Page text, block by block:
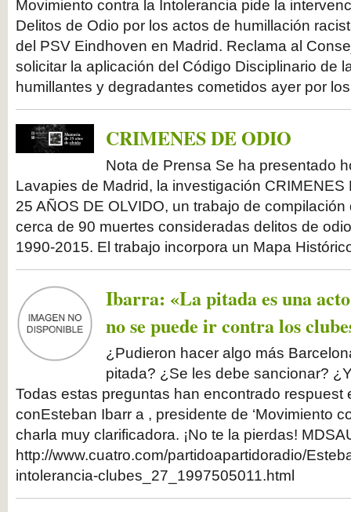
Movimiento contra la Intolerancia pide la
Delitos de Odio por los actos de humillación
del PSV Eindhoven en Madrid. Reclama al
solicitar la aplicación del Código Disciplinario de
humillantes y degradantes cometidos ayer por
CRIMENES DE ODIO
Nota de Prensa Se ha presentado
Lavapies de Madrid, la investigación CRIMENES
25 AÑOS DE OLVIDO, un trabajo de
cerca de 90 muertes consideradas delitos de
1990-2015. El trabajo incorpora un Mapa
Ibarra: «La pitada es una
no se puede ir contra los
¿Pudieron hacer algo más
pitada? ¿Se les debe sancionar?
Todas estas preguntas han encontrado respuest
conEsteban Ibarr a , presidente de ‘Movimiento
charla muy clarificadora. ¡No te la pierdas!
http://www.cuatro.com/partidoapartidoradio/
intolerancia-clubes_27_1997505011.html